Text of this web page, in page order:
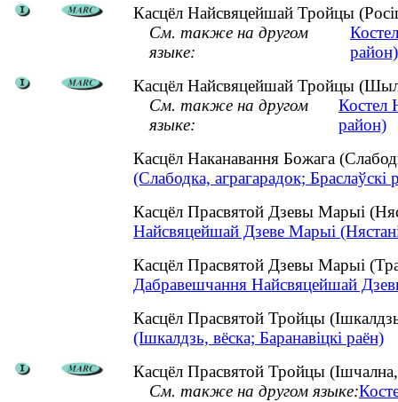
Касцёл Найсвяцейшай Тройцы
См. также на другом
языке:
район)
Касцёл Найсвяцейшай Тройцы
См. также на другом
языке:
Костел
район)
Касцёл Наканавання Божага
(Слабодка, аграгарадок; Браслаўскі
Касцёл Прасвятой Дзевы Марыі
Найсвяцейшай Дзеве Марыі
Касцёл Прасвятой Дзевы Марыі
Дабравешчання Найсвяцейшай
Касцёл Прасвятой Тройцы
(Ішкалдзь, вёска; Баранавіцкі раён)
Касцёл Прасвятой Тройцы
См. также на другом языке: